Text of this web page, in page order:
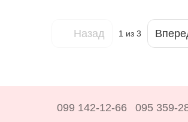
Назад 1 из 3
099 142-12-66 095 359-